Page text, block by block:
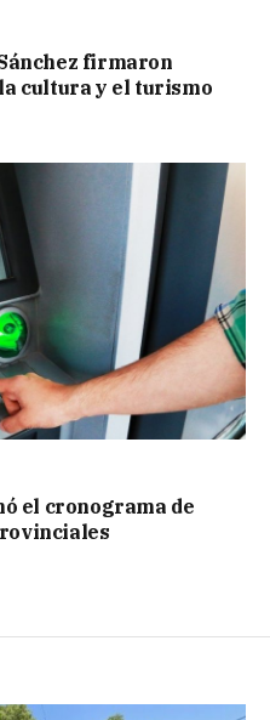
firmaron
cultura y el turismo
el cronograma de